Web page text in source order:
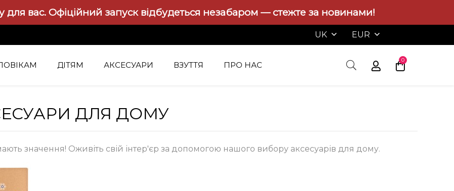
для вас. Офіційний запуск відбудеться незабаром — стежте за новинами!
UK EUR
ДІТЯМ АКСЕСУАРИ ВЗУТТЯ ПРО НАС
0
ДЛЯ ДОМУ
значення! Оживіть свій інтер'єр за допомогою нашого вибору аксесуарів для дому.